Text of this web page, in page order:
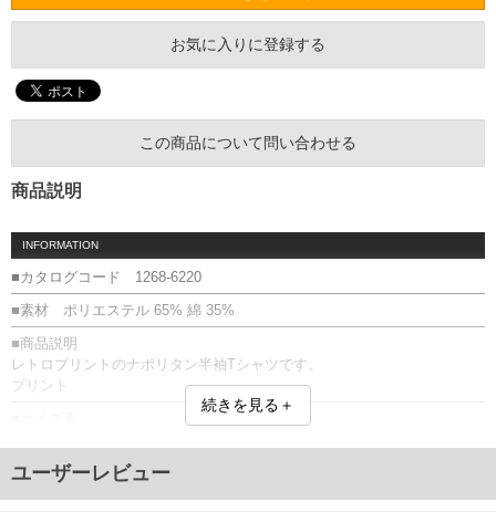
お気に入りに登録する
この商品について問い合わせる
商品説明
INFORMATION
■カタログコード 1268-6220
■素材 ポリエステル 65% 綿 35%
■商品説明
レトロプリントのナポリタン半袖Tシャツです。
プリント
3L/130/78/130/58/24
4L/140/80/140/60/25
5L/150/82/150/62/26
続きを見る＋
ユーザーレビュー